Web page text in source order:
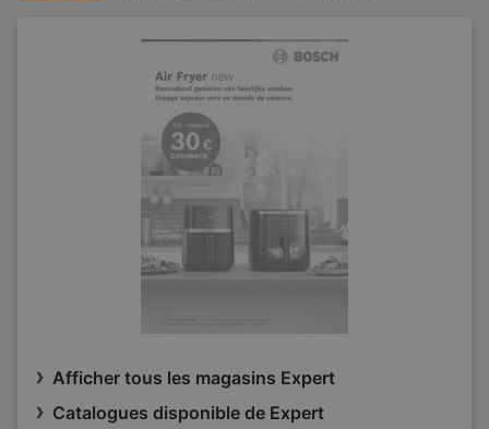
Afficher tous les magasins Expert
Catalogues disponible de Expert